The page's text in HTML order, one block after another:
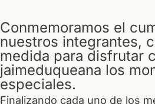
Conmemoramos el
nuestros integrantes,
medida para disfrutar
jaimeduqueana los
especiales.
Finalizando cada uno de los